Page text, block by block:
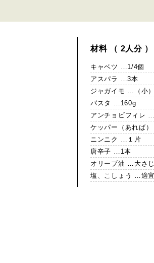
材料 （ 2人分 ）
キャベツ …1/4個
アスパラ …3本
ジャガイモ …（小
パスタ …160g
アンチョビフィレ
ケッパー（あれば
ニンニク …１片
唐辛子 …1本
オリーブ油 …大さ
塩、こしょう …適宜